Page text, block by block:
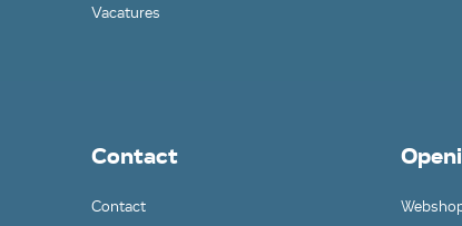
Vacatures
Contact
Contact